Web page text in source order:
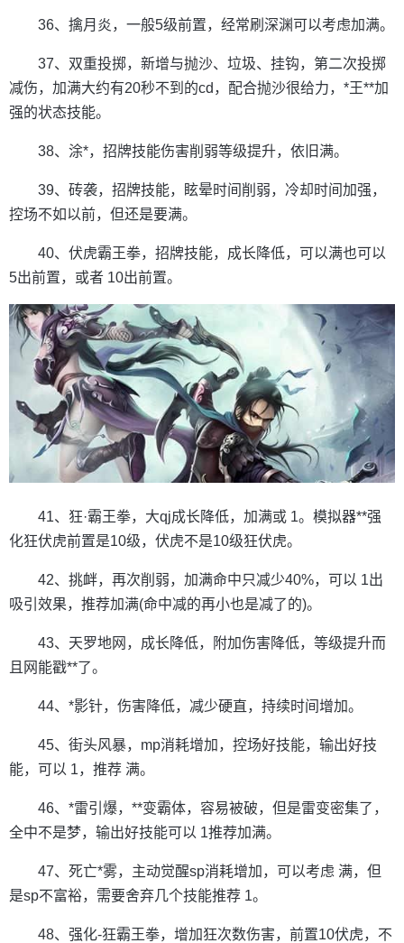
36、擒月炎，一般5级前置，经常刷深渊可以考虑加满。
37、双重投掷，新增与抛沙、垃圾、挂钩，第二次投掷
减伤，加满大约有20秒不到的cd，配合抛沙很给力，*王**加
强的状态技能。
38、涂*，招牌技能伤害削弱等级提升，依旧满。
39、砖袭，招牌技能，眩晕时间削弱，冷却时间加强，
控场不如以前，但还是要满。
40、伏虎霸王拳，招牌技能，成长降低，可以满也可以
5出前置，或者 10出前置。
41、狂·霸王拳，大qj成长降低，加满或 1。模拟器**强
化狂伏虎前置是10级，伏虎不是10级狂伏虎。
42、挑衅，再次削弱，加满命中只减少40%，可以 1出
吸引效果，推荐加满(命中减的再小也是减了的)。
43、天罗地网，成长降低，附加伤害降低，等级提升而
且网能戳**了。
44、*影针，伤害降低，减少硬直，持续时间增加。
45、街头风暴，mp消耗增加，控场好技能，输出好技
能，可以 1，推荐 满。
46、*雷引爆，**变霸体，容易被破，但是雷变密集了，
全中不是梦，输出好技能可以 1推荐加满。
47、死亡*雾，主动觉醒sp消耗增加，可以考虑 满，但
是sp不富裕，需要舍弃几个技能推荐 1。
48、强化-狂霸王拳，增加狂次数伤害，前置10伏虎，不